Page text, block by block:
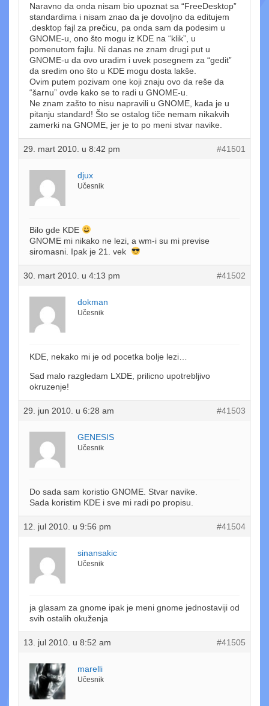
Naravno da onda nisam bio upoznat sa “FreeDesktop”
standardima i nisam znao da je dovoljno da editujem
.desktop fajl za prečicu, pa onda sam da podesim u
GNOME-u, ono što mogu iz KDE na “klik”, u
pomenutom fajlu. Ni danas ne znam drugi put u
GNOME-u da ovo uradim i uvek posegnem za “gedit”
da sredim ono što u KDE mogu dosta lakše.
Ovim putem pozivam one koji znaju ovo da reše da
“šarnu” ovde kako se to radi u GNOME-u.
Ne znam zašto to nisu napravili u GNOME, kada je u
pitanju standard! Što se ostalog tiče nemam nikakvih
zamerki na GNOME, jer je to po meni stvar navike.
29. mart 2010. u 8:42 pm #41501
djux
Učesnik
Bilo gde KDE
GNOME mi nikako ne lezi, a wm-i su mi previse
siromasni. Ipak je 21. vek
30. mart 2010. u 4:13 pm #41502
dokman
Učesnik
KDE, nekako mi je od pocetka bolje lezi…
Sad malo razgledam LXDE, prilicno upotrebljivo
okruzenje!
29. jun 2010. u 6:28 am #41503
GENESIS
Učesnik
Do sada sam koristio GNOME. Stvar navike.
Sada koristim KDE i sve mi radi po propisu.
12. jul 2010. u 9:56 pm #41504
sinansakic
Učesnik
ja glasam za gnome ipak je meni gnome jednostaviji od
svih ostalih okuženja
13. jul 2010. u 8:52 am #41505
marelli
Učesnik